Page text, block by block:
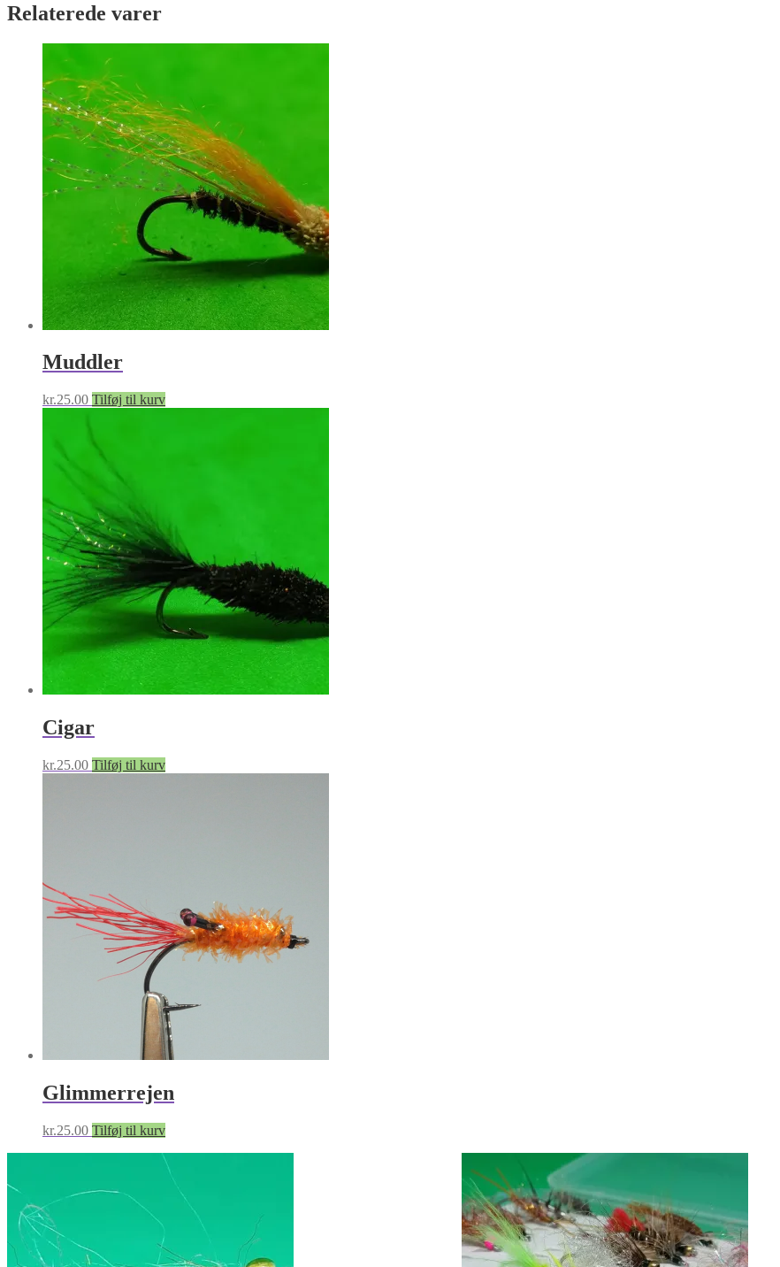
Relaterede varer
Muddler
kr.25.00 Tilføj til kurv
Cigar
kr.25.00 Tilføj til kurv
Glimmerrejen
kr.25.00 Tilføj til kurv